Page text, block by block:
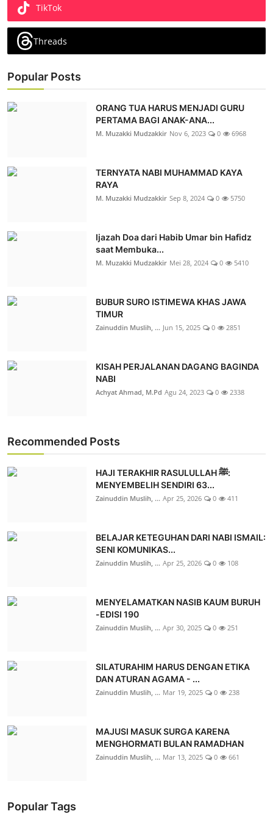
TikTok
Threads
Popular Posts
ORANG TUA HARUS MENJADI GURU
PERTAMA BAGI ANAK-ANA...
M. Muzakki Mudzakkir Nov 6, 2023 0 6968
TERNYATA NABI MUHAMMAD KAYA
RAYA
M. Muzakki Mudzakkir Sep 8, 2024 0 5750
Ijazah Doa dari Habib Umar bin Hafidz
saat Membuka...
M. Muzakki Mudzakkir Mei 28, 2024 0 5410
BUBUR SURO ISTIMEWA KHAS JAWA
TIMUR
Zainuddin Muslih, ... Jun 15, 2025 0 2851
KISAH PERJALANAN DAGANG BAGINDA
NABI
Achyat Ahmad, M.Pd Agu 24, 2023 0 2338
Recommended Posts
HAJI TERAKHIR RASULULLAH ﷺ:
MENYEMBELIH SENDIRI 63...
Zainuddin Muslih, ... Apr 25, 2026 0 411
BELAJAR KETEGUHAN DARI NABI ISMAIL:
SENI KOMUNIKAS...
Zainuddin Muslih, ... Apr 25, 2026 0 108
MENYELAMATKAN NASIB KAUM BURUH
-EDISI 190
Zainuddin Muslih, ... Apr 30, 2025 0 251
SILATURAHIM HARUS DENGAN ETIKA
DAN ATURAN AGAMA - ...
Zainuddin Muslih, ... Mar 19, 2025 0 238
MAJUSI MASUK SURGA KARENA
MENGHORMATI BULAN RAMADHAN
Zainuddin Muslih, ... Mar 13, 2025 0 661
Popular Tags